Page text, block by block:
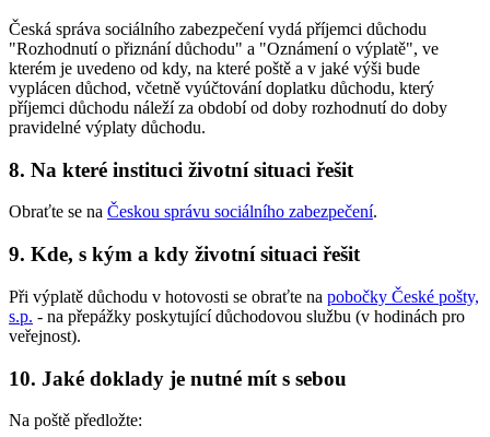
Česká správa sociálního zabezpečení vydá příjemci důchodu
"Rozhodnutí o přiznání důchodu" a "Oznámení o výplatě", ve
kterém je uvedeno od kdy, na které poště a v jaké výši bude
vyplácen důchod, včetně vyúčtování doplatku důchodu, který
příjemci důchodu náleží za období od doby rozhodnutí do doby
pravidelné výplaty důchodu.
8. Na které instituci životní situaci řešit
Obraťte se na Českou správu sociálního zabezpečení.
9. Kde, s kým a kdy životní situaci řešit
Při výplatě důchodu v hotovosti se obraťte na pobočky České pošty,
s.p. - na přepážky poskytující důchodovou službu (v hodinách pro
veřejnost).
10. Jaké doklady je nutné mít s sebou
Na poště předložte: